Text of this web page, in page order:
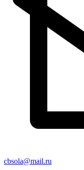
cbsola@mail.ru